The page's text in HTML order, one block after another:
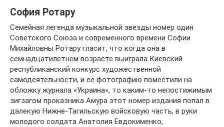
София Ротару
Семейная легенда музыкальной звезды номер один
Советского Союза и современного времени Софии
Михайловны Ротару гласит, что когда она в
семнадцатилетнем возрасте выиграла Киевский
республиканский конкурс художественной
самодеятельности, и ее фотографию поместили на
обложку журнала «Украина», то каким-то непостижимым
зигзагом проказника Амура этот номер издания попал в
далекую Нижне-Тагильскую войсковую часть, в руки
молодого солдата Анатолия Евдокименко,